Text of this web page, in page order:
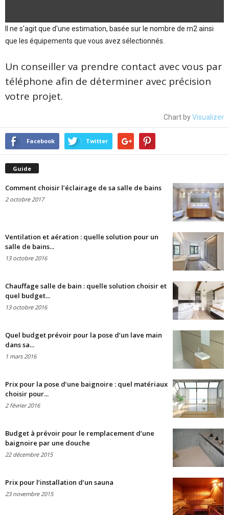
Il ne s'agit que d'une estimation, basée sur le nombre de m2 ainsi
que les équipements que vous avez sélectionnés.
Un conseiller va prendre contact avec vous par
téléphone afin de déterminer avec précision
votre projet.
Chart byVisualizer
Facebook Twitter
Guide
Comment choisir l’éclairage de sa salle de bains
2 octobre 2017
Ventilation et aération : quelle solution pour un
salle de bains...
13 octobre 2016
Chauffage salle de bain : quelle solution choisir et
quel budget...
13 octobre 2016
Quel budget prévoir pour la pose d’un lave main
dans sa...
1 mars 2016
Prix pour la pose d’une baignoire : quel matériaux
choisir pour...
2 février 2016
Budget à prévoir pour le remplacement d’une
baignoire par une douche
22 décembre 2015
Prix pour l’installation d’un sauna
23 novembre 2015